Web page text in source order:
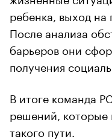
ребенка, выход на
После анализа
барьеров они
получения
В итоге команда
решений, которые
такого пути.